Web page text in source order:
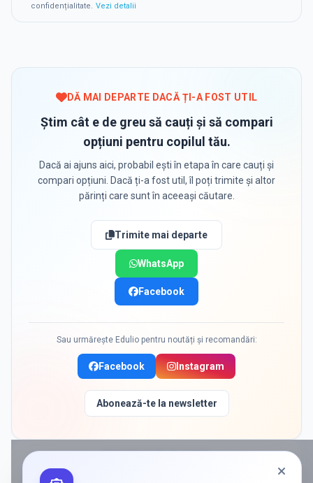
confidențialitate. Vezi detalii
DĂ MAI DEPARTE DACĂ ȚI-A FOST UTIL
Știm cât e de greu să cauți și să compari
opțiuni pentru copilul tău.
Dacă ai ajuns aici, probabil ești în etapa în care cauți și
compari opțiuni. Dacă ți-a fost util, îl poți trimite și altor
părinți care sunt în aceeași căutare.
Trimite mai departe
WhatsApp
Facebook
Sau urmărește Edulio pentru noutăți și recomandări:
Facebook Instagram
Abonează-te la newsletter